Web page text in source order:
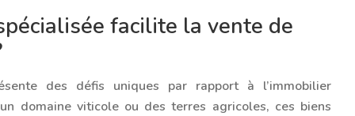
facilite la vente de
des défis uniques par rapport à l’immobilier
domaine viticole ou des terres agricoles, ces biens